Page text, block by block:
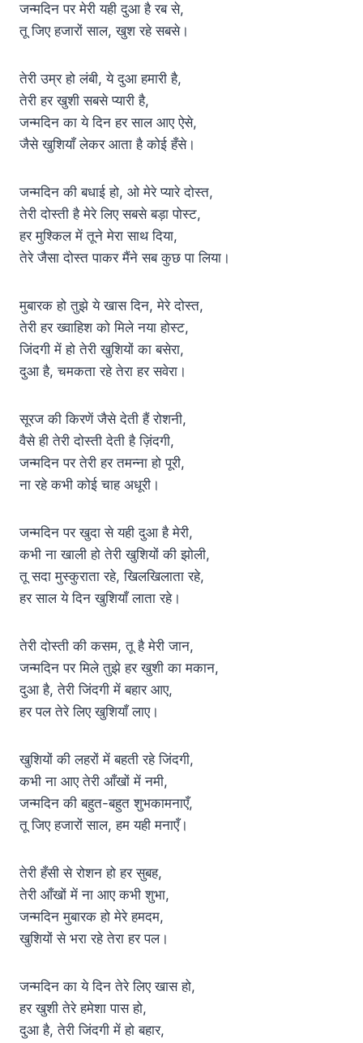
जन्मदिन पर मेरी यही दुआ है रब से,
तू जिए हजारों साल, खुश रहे सबसे।
तेरी उम्र हो लंबी, ये दुआ हमारी है,
तेरी हर खुशी सबसे प्यारी है,
जन्मदिन का ये दिन हर साल आए ऐसे,
जैसे खुशियाँ लेकर आता है कोई हँसे।
जन्मदिन की बधाई हो, ओ मेरे प्यारे दोस्त,
तेरी दोस्ती है मेरे लिए सबसे बड़ा पोस्ट,
हर मुश्किल में तूने मेरा साथ दिया,
तेरे जैसा दोस्त पाकर मैंने सब कुछ पा लिया।
मुबारक हो तुझे ये खास दिन, मेरे दोस्त,
तेरी हर ख्वाहिश को मिले नया होस्ट,
जिंदगी में हो तेरी खुशियों का बसेरा,
दुआ है, चमकता रहे तेरा हर सवेरा।
सूरज की किरणें जैसे देती हैं रोशनी,
वैसे ही तेरी दोस्ती देती है ज़िंदगी,
जन्मदिन पर तेरी हर तमन्ना हो पूरी,
ना रहे कभी कोई चाह अधूरी।
जन्मदिन पर खुदा से यही दुआ है मेरी,
कभी ना खाली हो तेरी खुशियों की झोली,
तू सदा मुस्कुराता रहे, खिलखिलाता रहे,
हर साल ये दिन खुशियाँ लाता रहे।
तेरी दोस्ती की कसम, तू है मेरी जान,
जन्मदिन पर मिले तुझे हर खुशी का मकान,
दुआ है, तेरी जिंदगी में बहार आए,
हर पल तेरे लिए खुशियाँ लाए।
खुशियों की लहरों में बहती रहे जिंदगी,
कभी ना आए तेरी आँखों में नमी,
जन्मदिन की बहुत-बहुत शुभकामनाएँ,
तू जिए हजारों साल, हम यही मनाएँ।
तेरी हँसी से रोशन हो हर सुबह,
तेरी आँखों में ना आए कभी शुभा,
जन्मदिन मुबारक हो मेरे हमदम,
खुशियों से भरा रहे तेरा हर पल।
जन्मदिन का ये दिन तेरे लिए खास हो,
हर खुशी तेरे हमेशा पास हो,
दुआ है, तेरी जिंदगी में हो बहार,